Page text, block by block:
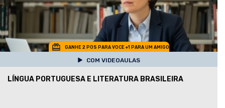
GANHE 2 POS PARA VOCE +1 PARA UM AMIGO
COM VIDEOAULAS
LÍNGUA PORTUGUESA E LITERATURA BRASILEIRA